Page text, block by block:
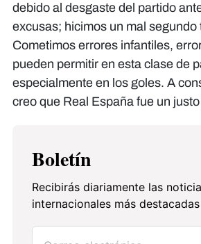
debido al desgaste del partido
excusas; hicimos un mal segundo
Cometimos errores infantiles,
pueden permitir en esta clase de
especialmente en los goles. A
creo que Real España fue un
Boletín
Recibirás diariamente las
internacionales más